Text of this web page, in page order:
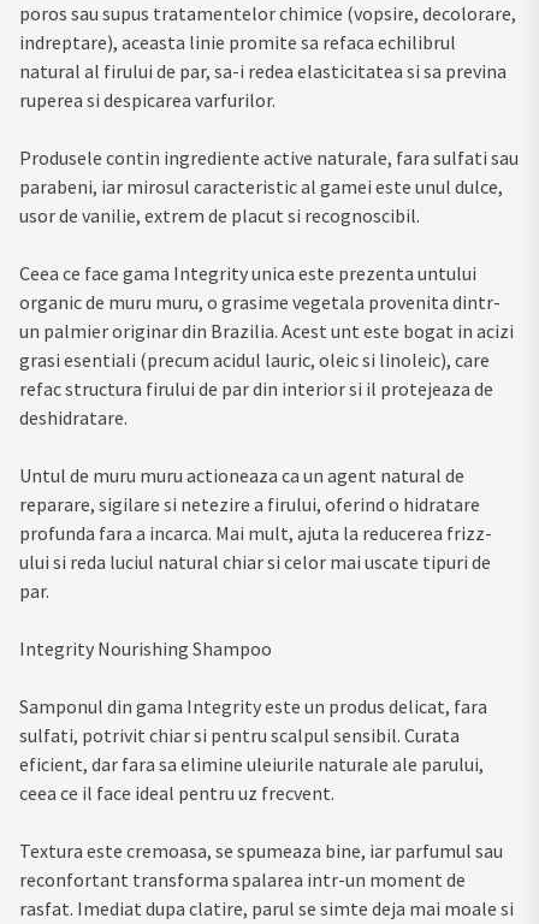
poros sau supus tratamentelor chimice (vopsire, decolorare,
indreptare), aceasta linie promite sa refaca echilibrul
natural al firului de par, sa-i redea elasticitatea si sa previna
ruperea si despicarea varfurilor.
Produsele contin ingrediente active naturale, fara sulfati sau
parabeni, iar mirosul caracteristic al gamei este unul dulce,
usor de vanilie, extrem de placut si recognoscibil.
Ceea ce face gama Integrity unica este prezenta untului
organic de muru muru, o grasime vegetala provenita dintr-
un palmier originar din Brazilia. Acest unt este bogat in acizi
grasi esentiali (precum acidul lauric, oleic si linoleic), care
refac structura firului de par din interior si il protejeaza de
deshidratare.
Untul de muru muru actioneaza ca un agent natural de
reparare, sigilare si netezire a firului, oferind o hidratare
profunda fara a incarca. Mai mult, ajuta la reducerea frizz-
ului si reda luciul natural chiar si celor mai uscate tipuri de
par.
Integrity Nourishing Shampoo
Samponul din gama Integrity este un produs delicat, fara
sulfati, potrivit chiar si pentru scalpul sensibil. Curata
eficient, dar fara sa elimine uleiurile naturale ale parului,
ceea ce il face ideal pentru uz frecvent.
Textura este cremoasa, se spumeaza bine, iar parfumul sau
reconfortant transforma spalarea intr-un moment de
rasfat. Imediat dupa clatire, parul se simte deja mai moale si